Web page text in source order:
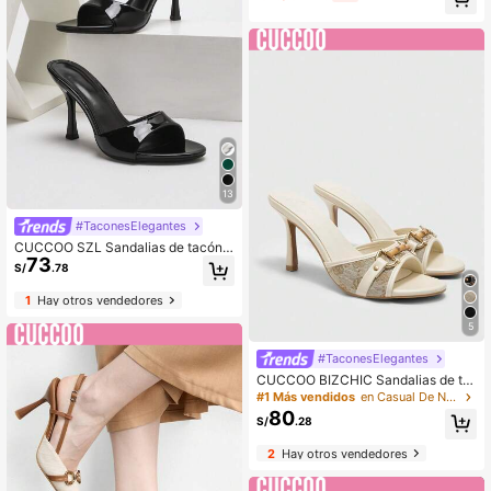
13
#TaconesElegantes
CUCCOO SZL Sandalias de tacón a
lto versátiles y de moda para uso al
aire libre, verano
S/73.78
1Hay otros vendedores
ris-rosa, forro grueso de felpa cálid
s y femeninas
5
#TaconesElegantes
CUCCOO BIZCHIC Sandalias de ta
cón alto de punta afilada con hebill
a dorada en estilo retro de piel sinté
tica beige, altura del tacón 8.8 cm
#1 Más vendidos en Casual De Negocios Sandalias De Mujer
S/80.28
2Hay otros vendedores